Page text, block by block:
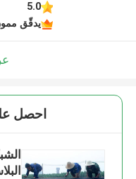
5.0
يدقّق
احصل